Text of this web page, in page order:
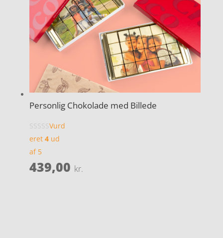
Personlig Chokolade med Billede
Vurd
eret 4ud
af 5
439,00 kr.